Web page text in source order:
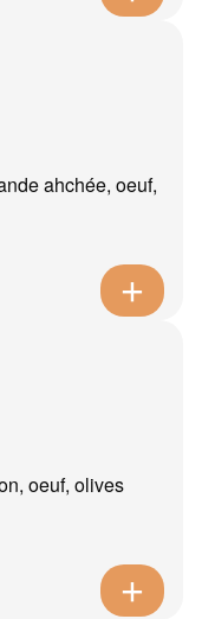
ahchée, oeuf,
oeuf, olives